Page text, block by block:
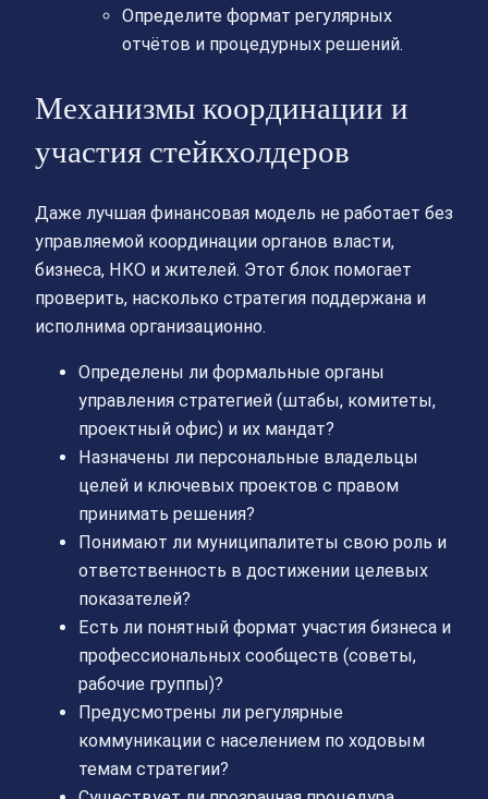
Определите формат регулярных
отчётов и процедурных решений.
Механизмы координации и
участия стейкхолдеров
Даже лучшая финансовая модель не работает без
управляемой координации органов власти,
бизнеса, НКО и жителей. Этот блок помогает
проверить, насколько стратегия поддержана и
исполнима организационно.
Определены ли формальные органы
управления стратегией (штабы, комитеты,
проектный офис) и их мандат?
Назначены ли персональные владельцы
целей и ключевых проектов с правом
принимать решения?
Понимают ли муниципалитеты свою роль и
ответственность в достижении целевых
показателей?
Есть ли понятный формат участия бизнеса и
профессиональных сообществ (советы,
рабочие группы)?
Предусмотрены ли регулярные
коммуникации с населением по ходовым
темам стратегии?